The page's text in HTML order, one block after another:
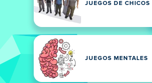
JUEGOS DE CHICOS
JUEGOS MENTALES